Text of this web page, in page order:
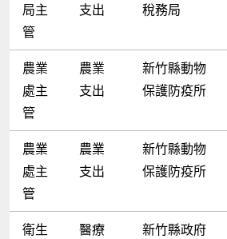
局主
管
支出
稅務局
農業
處主
管
農業
支出
新竹縣動物
保護防疫所
農業
處主
管
農業
支出
新竹縣動物
保護防疫所
衛生
醫療
新竹縣政府